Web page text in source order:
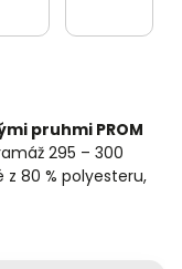
pruhmi PROM
295 – 300
80 % polyesteru,